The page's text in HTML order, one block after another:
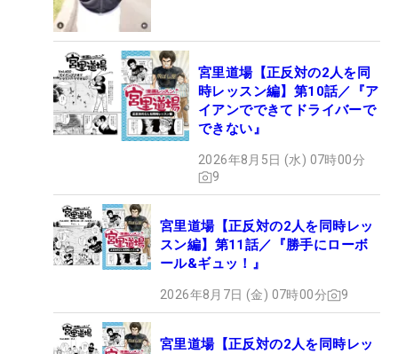
宮里道場【正反対の2人を同
時レッスン編】第10話／『ア
イアンでできてドライバーで
できない』
2026年8月5日 (水) 07時00分
9
宮里道場【正反対の2人を同時レッ
スン編】第11話／『勝手にローボ
ール&ギュッ！』
2026年8月7日 (金) 07時00分 9
宮里道場【正反対の2人を同時レッ